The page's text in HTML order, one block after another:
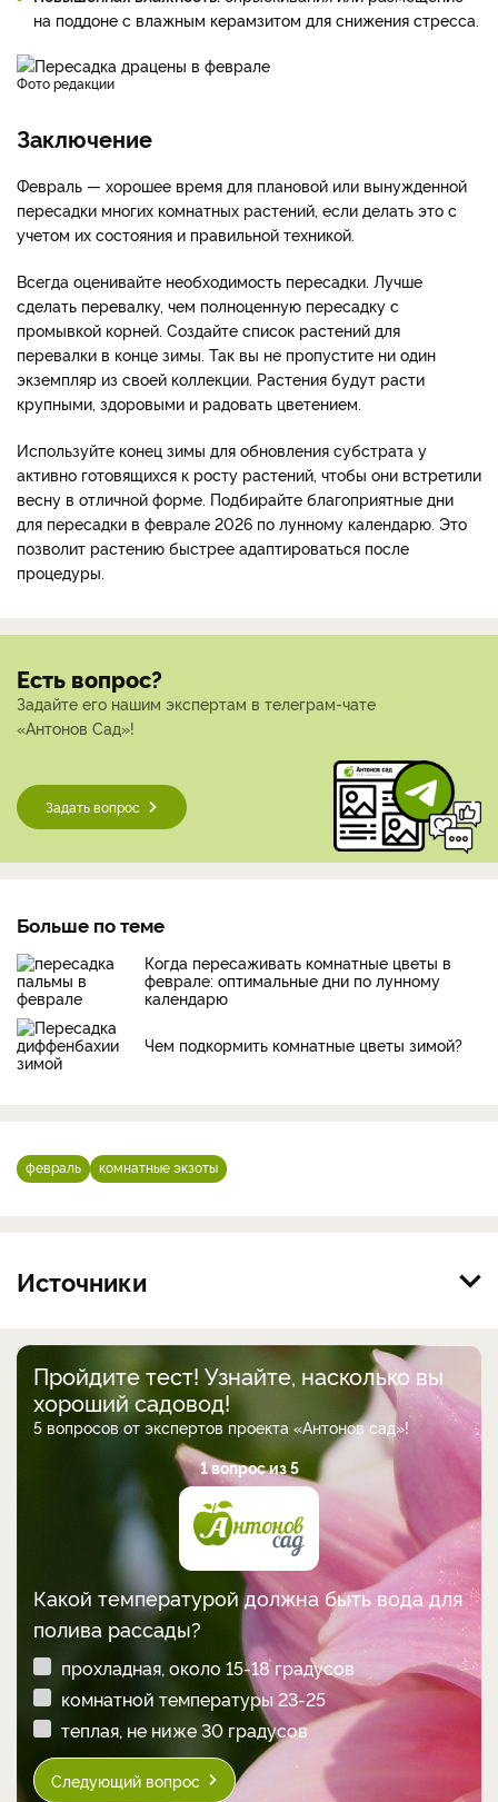
на поддоне с влажным керамзитом для снижения стресса.
фото редакции
Заключение
Февраль — хорошее время для плановой или вынужденной
пересадки многих комнатных растений, если делать это с
учетом их состояния и правильной техникой.
Всегда оценивайте необходимость пересадки. Лучше
сделать перевалку, чем полноценную пересадку с
промывкой корней. Создайте список растений для
перевалки в конце зимы. Так вы не пропустите ни один
экземпляр из своей коллекции. Растения будут расти
крупными, здоровыми и радовать цветением.
Используйте конец зимы для обновления субстрата у
активно готовящихся к росту растений, чтобы они встретили
весну в отличной форме. Подбирайте благоприятные дни
для пересадки в феврале 2026 по лунному календарю. Это
позволит растению быстрее адаптироваться после
процедуры.
Есть вопрос?
Задайте его нашим экспертам в телеграм-чате
«Антонов Сад»!
Задать вопрос
Больше по теме
Когда пересаживать комнатные цветы в
феврале: оптимальные дни по лунному
календарю
Чем подкормить комнатные цветы зимой?
февраль комнатные экзоты
Источники
Пройдите тест! Узнайте, насколько вы
хороший садовод!
5 вопросов от экспертов проекта «Антонов сад»!
1 вопрос из 5
Какой температурой должна быть вода для
полива рассады?
прохладная, около 15-18 градусов
комнатной температуры 23-25
теплая, не ниже 30 градусов
Следующий вопрос